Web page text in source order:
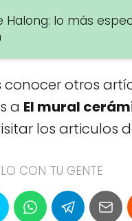
Halong: lo más
conocer otros
a El mural
los articulos
CON TU GENTE